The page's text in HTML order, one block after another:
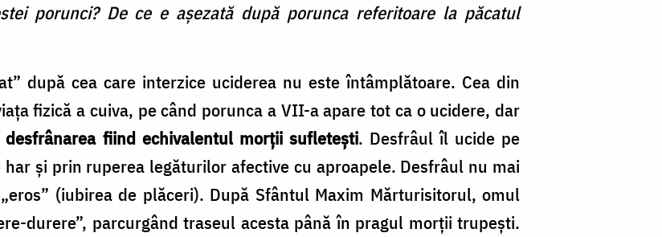
porunci? De ce e aşezată după porunca referitoare la păcatul
după cea care interzice uciderea nu este întâmplătoare. Cea din
fizică a cuiva, pe când porunca a VII-a apare tot ca o ucidere, dar
desfrânarea fiind echivalentul morţii sufleteşti. Desfrâul îl ucide pe
şi prin ruperea legăturilor afective cu aproapele. Desfrâul nu mai
(iubirea de plăceri). După Sfântul Maxim Mărturisitorul, omul
durere”, parcurgând traseul acesta până în pragul morţii trupeşti.